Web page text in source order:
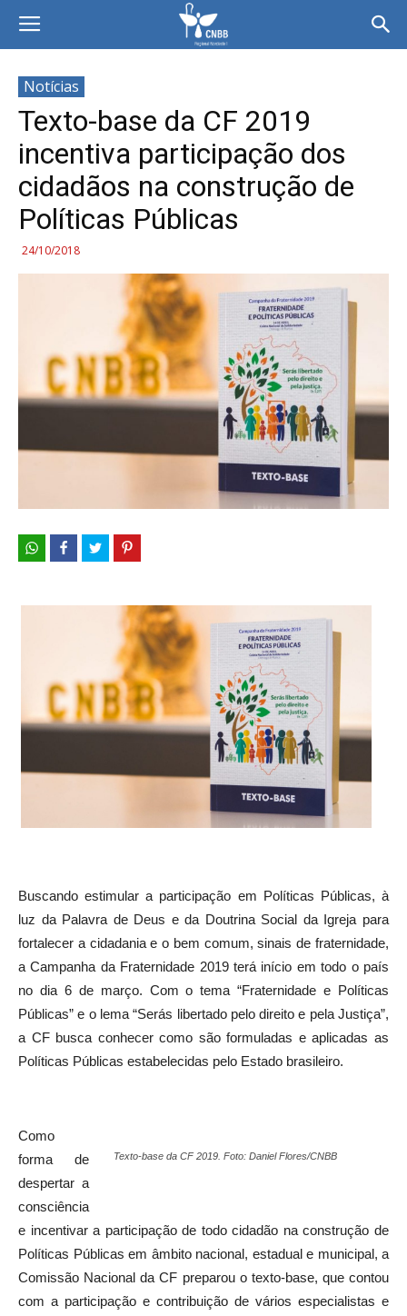
Notícias
Texto-base da CF 2019
incentiva participação dos
cidadãos na construção de
Políticas Públicas
24/10/2018
Buscando estimular a participação em Políticas Públicas, à
luz da Palavra de Deus e da Doutrina Social da Igreja para
fortalecer a cidadania e o bem comum, sinais de fraternidade,
a Campanha da Fraternidade 2019 terá início em todo o país
no dia 6 de março. Com o tema “Fraternidade e Políticas
Públicas” e o lema “Serás libertado pelo direito e pela Justiça”,
a CF busca conhecer como são formuladas e aplicadas as
Políticas Públicas estabelecidas pelo Estado brasileiro.
Texto-base da CF 2019. Foto: Daniel Flores/CNBB
Como
forma de
despertar a
consciência
e incentivar a participação de todo cidadão na construção de
Políticas Públicas em âmbito nacional, estadual e municipal, a
Comissão Nacional da CF preparou o texto-base, que contou
com a participação e contribuição de vários especialistas e